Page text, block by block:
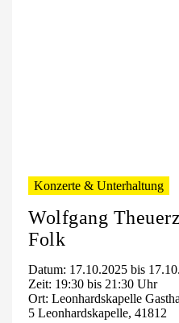
Konzerte & Unterhaltung
Wolfgang
Folk
Datum: 17.10.2025 bis
Zeit: 19:30 bis 21:30 Uhr
Ort: Leonhardskapelle
5 Leonhardskapelle, 41812